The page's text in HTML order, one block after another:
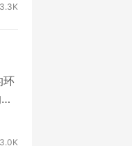
3.3K
环
3.0K